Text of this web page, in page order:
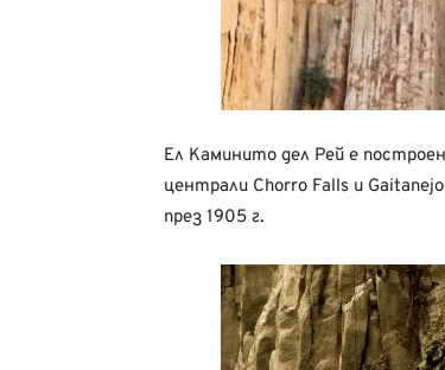
Ел Каминито дел Рей е
централи Chorro Falls и
през 1905 г.